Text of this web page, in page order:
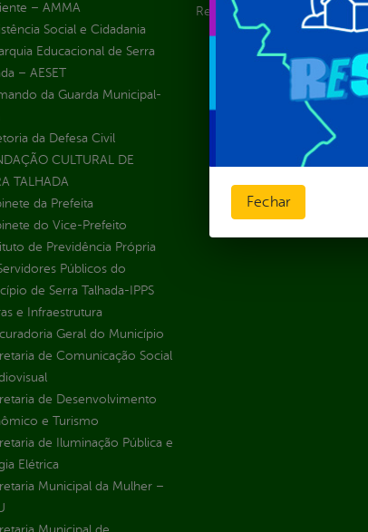
– AMMA
Social e Cidadania
Educacional de Serra
– AESET
da Guarda Municipal-
da Defesa Civil
CULTURAL DE
TALHADA
da Prefeita
do Vice-Prefeito
de Previdência Própria
Públicos do
de Serra Talhada-IPPS
e Infraestrutura
Geral do Município
de Comunicação Social
de Desenvolvimento
e Turismo
de Iluminação Pública e
Elétrica
Municipal da Mulher –
Renúncias de Receitas
Fechar